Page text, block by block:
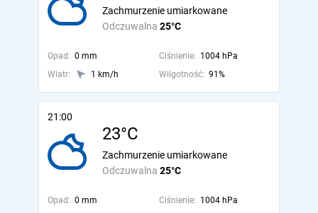
Odczuwalna 25°C
Zachmurzenie umiarkowane
Opad: 0 mm Ciśnienie: 1004 hPa
Wiatr:
1 km/h Wilgotność: 91%
21:00
23°C
Odczuwalna 25°C
Zachmurzenie umiarkowane
Opad: 0 mm Ciśnienie: 1004 hPa